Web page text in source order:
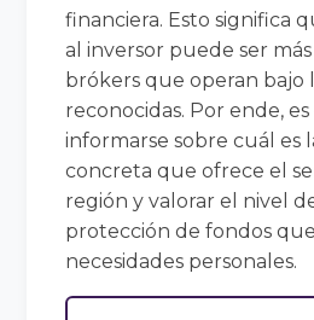
financiera. Esto significa
al inversor puede ser
brókers que operan bajo
reconocidas. Por ende, es
informarse sobre cuál es
concreta que ofrece el
región y valorar el nivel
protección de fondos
necesidades personales.